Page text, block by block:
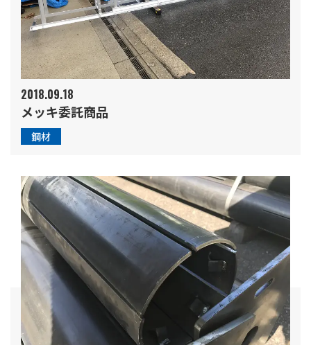
2018.09.18
メッキ委託商品
鋼材